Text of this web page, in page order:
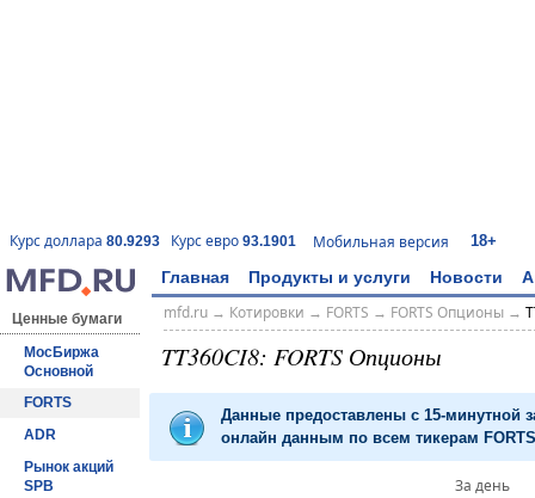
Курс доллара 80.9293 Курс евро 93.1901 Мобильная версия 18+
Главная Продукты и услуги Новости
Ценные бумаги
МосБиржа
Основной
FORTS
ADR
Рынок акций
SPB
mfd.ru→ Котировки → FORTS → FORTS Опционы→
TT360CI8: FORTS Опционы
Данные предоставлены с 15-минутной
онлайн данным по всем тикерам
За день